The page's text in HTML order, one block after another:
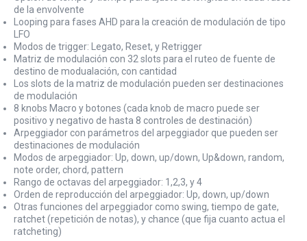
de la envolvente
Looping para fases AHD para la creación de modulación de tipo
LFO
Modos de trigger: Legato, Reset, y Retrigger
Matriz de modulación con 32 slots para el ruteo de fuente de
destino de modualación, con cantidad
Los slots de la matriz de modulación pueden ser destinaciones
de modulación
8 knobs Macro y botones (cada knob de macro puede ser
positivo y negativo de hasta 8 controles de destinación)
Arpeggiador con parámetros del arpeggiador que pueden ser
destinaciones de modulación
Modos de arpeggiador: Up, down, up/down, Up&down, random,
note order, chord, pattern
Rango de octavas del arpeggiador: 1,2,3, y 4
Orden de reproducción del arpeggiador: Up, down, up/down
Otras funciones del arpeggiador como swing, tiempo de gate,
ratchet (repetición de notas), y chance (que fija cuanto actua el
ratcheting)